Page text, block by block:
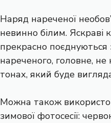
Наряд нареченої
невинно білим. Яскраві
прекрасно поєднуються
нареченого, головне,
тонах, який буде
Можна також
зимової фотосесії: